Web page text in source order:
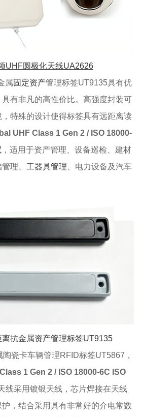
UHF圆极化天线UA2626
属固定资产管理标签UT9135具有优
具有非凡的高性价比。高强度封装可
特殊的设计使得标签具有远距离读
UHF Class 1 Gen 2 / ISO 18000-
， 适用于资产管理、设备巡检、建材
理、 工器具管理 、电力设备及汽车
抗金属资产管理标签UT9135
瓷卡车辆管理RFID标签UT5867，
1 Gen 2 / ISO 18000-6C ISO
线采用镀银天线，芯片焊接在天线
护，结合采用具有非常好的介电常数